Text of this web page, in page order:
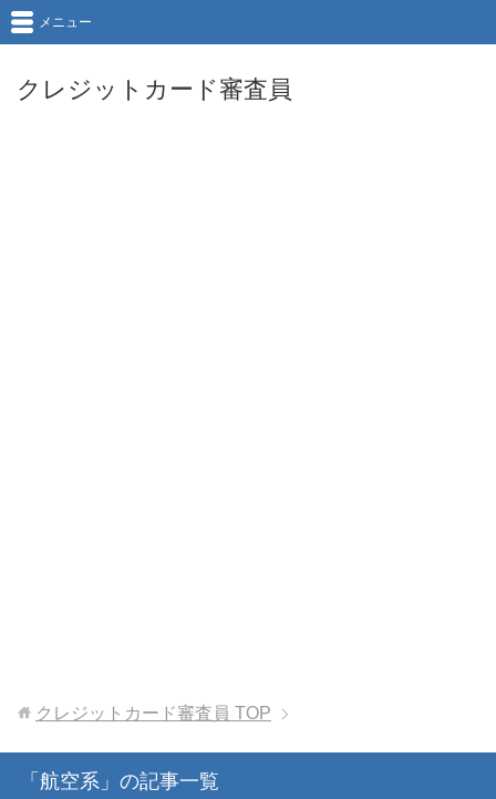
クレジットカード審査員
メニュー
クレジットカード審査員 TOP
「航空系」の記事一覧